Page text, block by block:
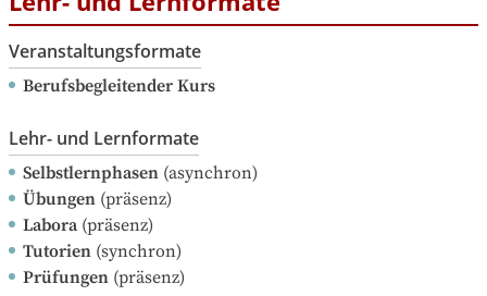
Veranstaltungsformate
Berufsbegleitender Kurs
Lehr- und Lernformate
Selbstlernphasen (asynchron)
Übungen (präsenz)
Labora (präsenz)
Tutorien (synchron)
Prüfungen (präsenz)